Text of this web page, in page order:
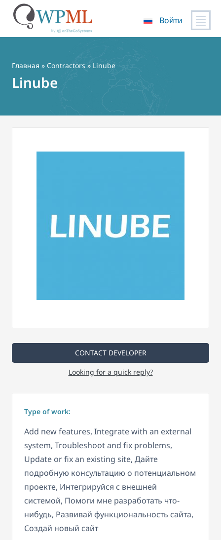
содержимому
Войти
Главная » Contractors » Linube
Linube
CONTACT DEVELOPER
Looking for a quick reply?
Type of work:
Add new features, Integrate with an external
system, Troubleshoot and fix problems,
Update or fix an existing site, Дайте
подробную консультацию о потенциальном
проекте, Интегрируйся с внешней
системой, Помоги мне разработать что-
нибудь, Развивай функциональность сайта,
Создай новый сайт